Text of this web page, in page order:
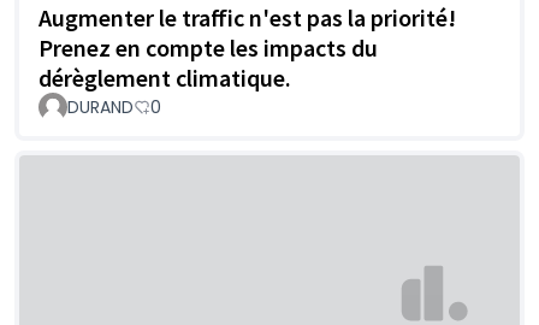
Augmenter le traffic n'est pas la priorité!
Prenez en compte les impacts du
dérèglement climatique.
DURAND 0